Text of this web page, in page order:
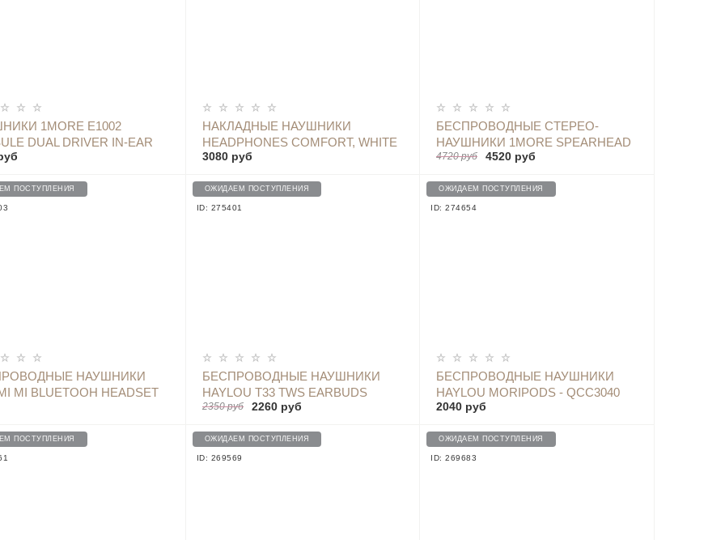
1MORE E1002
DUAL DRIVER IN-EAR
BLACK
ОПОВЕСТИТЬ
НАКЛАДНЫЕ НАУШНИКИ
HEADPHONES COMFORT, WHITE
3080 руб
ОПОВЕСТИТЬ
БЕСПРОВОДНЫЕ СТЕРЕО-
НАУШНИКИ 1MORE SPEARHEAD
VR BT IN-EAR HEADPHONES,
4720 руб 4520 руб
ОПОВЕСТИТЬ
ПОСТУПЛЕНИЯ
НАУШНИКИ
MI BLUETOOH HEADSET
ОПОВЕСТИТЬ
ОЖИДАЕМ ПОСТУПЛЕНИЯ
ID: 275401
БЕСПРОВОДНЫЕ НАУШНИКИ
HAYLOU T33 TWS EARBUDS
WHITE GLOBAL
2350 руб 2260 руб
ОЖИДАЕМ ПОСТУПЛЕНИЯ
ID: 274654
БЕСПРОВОДНЫЕ НАУШНИКИ
HAYLOU MORIPODS - QCC3040
PINK
2040 руб
ПОСТУПЛЕНИЯ ОЖИДАЕМ ПОСТУПЛЕНИЯ
ID: 269569
ОЖИДАЕМ ПОСТУПЛЕНИЯ
ID: 269683